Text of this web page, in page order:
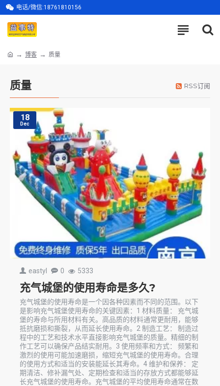
电话/微信:18761810156
博客 质量
质量 RSS订阅
18
Dec
eastyl 0 5333
充气城堡的使用寿命是多久?
充气城堡的使用寿命是一个因各种因素而不同的范围。以下
是影响充气城堡使用寿命的关键因素：1 材料质量： 充气城
堡的寿命与所用材料有关。高品质的材料通常更耐用，能够
抵抗磨损和撕裂，从而延长使用寿命。2 制造工艺： 制造过
程中的工艺和技术水平直接影响充气城堡的质量。精细的制
作工艺可以确保产品结实耐用。3 使用频率和方式： 频繁和
激烈的使用可能加速磨损，缩短充气城堡的使用寿命。合理
的使用方式和适当的安装能延长其寿命。4 维护和保养： 定
期清洁、修补漏气处、定期检查和适当的存放方式都能够延
长充气城堡的使用寿命。充气城堡的平均使用寿命通常在数